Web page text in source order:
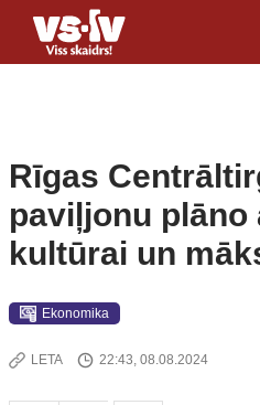
Rīgas
paviļjonu plāno
kultūrai un
Ekonomika
LETA 22:43, 08.08.2024